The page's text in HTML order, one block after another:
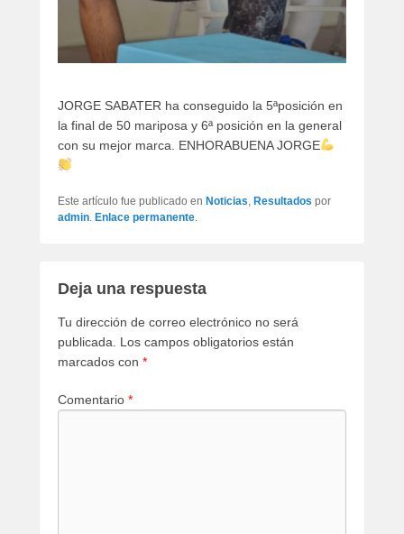
JORGE SABATER ha conseguido la 5ªposición en
la final de 50 mariposa y 6ª posición en la general
con su mejor marca. ENHORABUENA JORGE
Este artículo fue publicado en Noticias, Resultados por
admin. Enlace permanente.
Deja una respuesta
Tu dirección de correo electrónico no será
publicada.
Los campos obligatorios están
marcados con *
Comentario *